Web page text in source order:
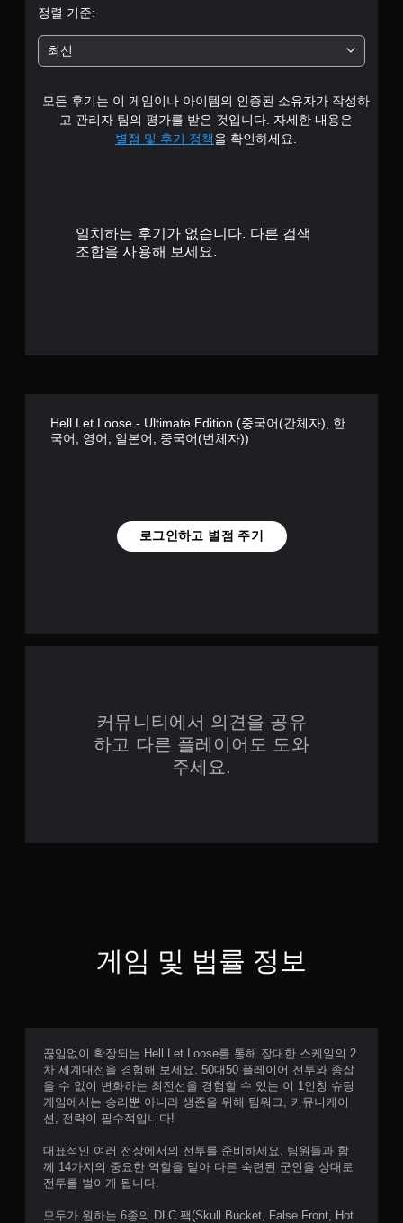
중
평
균
정렬 기준:
최신
모든 후기는 이 게임이나 아이템의 인증된 소유자가 작성하
고 관리자 팀의 평가를 받은 것입니다. 자세한 내용은
별점 및 후기 정책을 확인하세요.
일치하는 후기가 없습니다. 다른 검색
조합을 사용해 보세요.
Hell Let Loose - Ultimate Edition (중국어(간체자), 한
국어, 영어, 일본어, 중국어(번체자))
로그인하고 별점 주기
커뮤니티에서 의견을 공유
하고 다른 플레이어도 도와
주세요.
게임 및 법률 정보
끊임없이 확장되는 Hell Let Loose를 통해 장대한 스케일의 2
차 세계대전을 경험해 보세요. 50대50 플레이어 전투와 종잡
을 수 없이 변화하는 최전선을 경험할 수 있는 이 1인칭 슈팅
게임에서는 승리뿐 아니라 생존을 위해 팀워크, 커뮤니케이
션, 전략이 필수적입니다!
대표적인 여러 전장에서의 전투를 준비하세요. 팀원들과 함
께 14가지의 중요한 역할을 맡아 다른 숙련된 군인을 상대로
전투를 벌이게 됩니다.
모두가 원하는 6종의 DLC 팩(Skull Bucket, False Front, Hot